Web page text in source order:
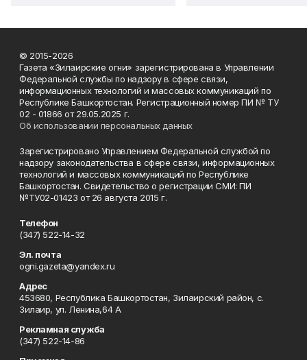
© 2015-2026
Газета «Зилаирские огни» зарегистрирована в Управлении
Федеральной службы по надзору в сфере связи,
информационных технологий и массовых коммуникаций по
Республике Башкортостан. Регистрационный номер ПИ № ТУ
02 - 01866 от 29.05.2025 г.
Об использовании персональных данных
Зарегистрировано Управлением Федеральной службой по
надзору законодательства в сфере связи, информационных
технологий и массовых коммуникаций по Республике
Башкортостан. Свидетельство о регистрации СМИ: ПИ
№ТУ02-01423 от 26 августа 2015 г.
Телефон
(347) 522-14-32
Эл. почта
ogni.gazeta@yandex.ru
Адрес
453680, Республика Башкортостан, Зилаирский район, с.
Зилаир, ул. Ленина,64 А
Рекламная служба
(347) 522-14-86